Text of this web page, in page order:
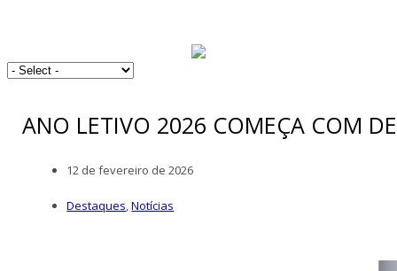
ANO LETIVO 2026 COMEÇA COM
12 de fevereiro de 2026
Destaques,Notícias